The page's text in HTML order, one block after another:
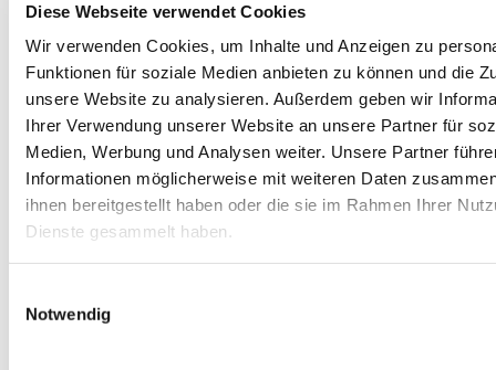
Diese Webseite verwendet Cookies
Wir verwenden Cookies, um Inhalte und Anzeigen zu
Funktionen für soziale Medien anbieten zu können und die
unsere Website zu analysieren. Außerdem geben wir
Ihrer Verwendung unserer Website an unsere Partner für
Medien, Werbung und Analysen weiter. Unsere Partner
Informationen möglicherweise mit weiteren Daten
ihnen bereitgestellt haben oder die sie im Rahmen Ihrer
Dienste gesammelt haben.
Notwendig